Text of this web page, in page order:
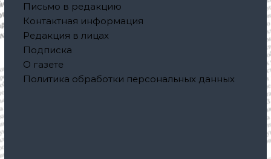
Письмо в редакцию
Контактная информация
Редакция в лицах
Подписка
О газете
Политика обработки персональных данных